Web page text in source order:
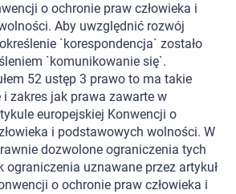
o ochronie praw człowieka i
Aby uwzględnić rozwój
`korespondencja` zostało
`komunikowanie się`.
52 ustęp 3 prawo to ma takie
zakres jak prawa zawarte w
europejskiej Konwencji o
i podstawowych wolności. W
dozwolone ograniczenia tych
ograniczenia uznawane przez artykuł
o ochronie praw człowieka i